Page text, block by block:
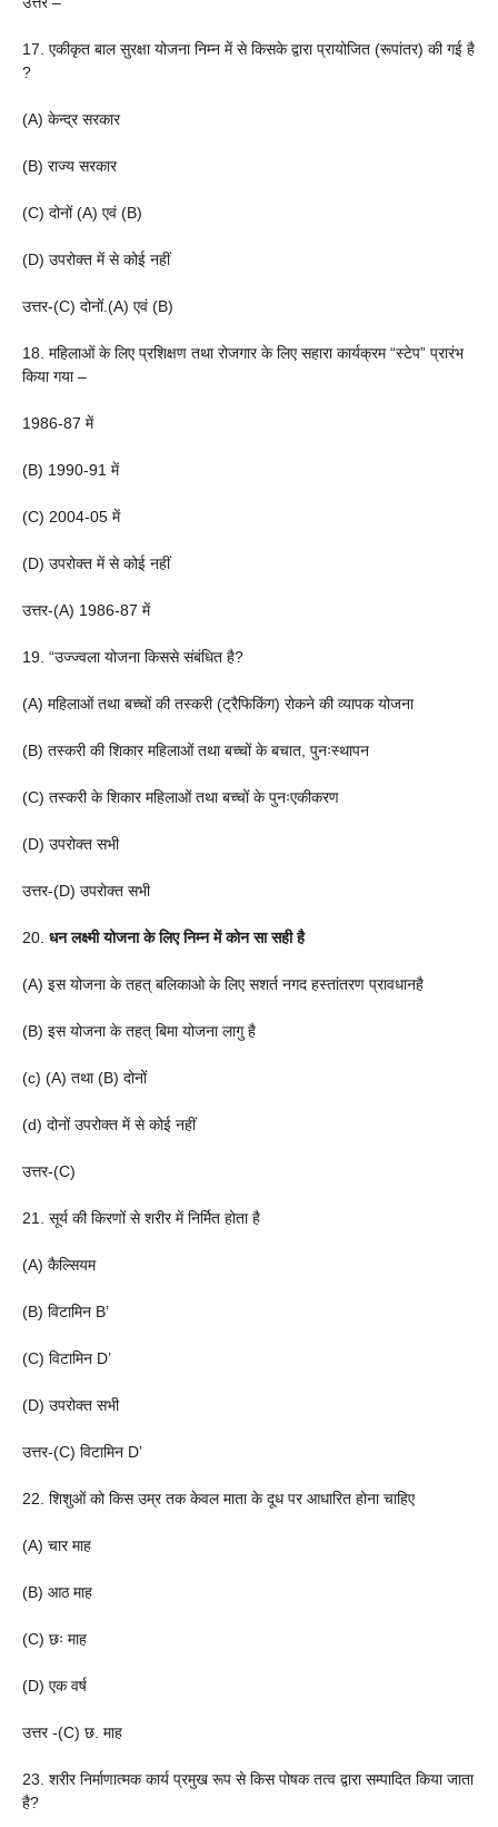
17. एकीकृत बाल सुरक्षा योजना निम्न में से किसके द्वारा प्रायोजित (रूपांतर) की गई है
?
(A) केन्द्र सरकार
(B) राज्य सरकार
(C) दोनों (A) एवं (B)
(D) उपरोक्त में से कोई नहीं
उत्तर-(C) दोनों.(A) एवं (B)
18. महिलाओं के लिए प्रशिक्षण तथा रोजगार के लिए सहारा कार्यक्रम “स्टेप” प्रारंभ
किया गया –
1986-87 में
(B) 1990-91 में
(C) 2004-05 में
(D) उपरोक्त में से कोई नहीं
उत्तर-(A) 1986-87 में
19. “उज्ज्वला योजना किससे संबंधित है?
(A) महिलाओं तथा बच्चों की तस्करी (ट्रैफिकिंग) रोकने की व्यापक योजना
(B) तस्करी की शिकार महिलाओं तथा बच्चों के बचात, पुनःस्थापन
(C) तस्करी के शिकार महिलाओं तथा बच्चों के पुनःएकीकरण
(D) उपरोक्त सभी
उत्तर-(D) उपरोक्त सभी
20. धन लक्ष्मी योजना के लिए निम्न में कोन सा सही है
(A) इस योजना के तहत् बलिकाओ के लिए सशर्त नगद हस्तांतरण प्रावधानहै
(B) इस योजना के तहत् बिमा योजना लागु है
(c) (A) तथा (B) दोनों
(d) दोनों उपरोक्त में से कोई नहीं
उत्तर-(C)
21. सूर्य की किरणों से शरीर में निर्मित होता है
(A) कैल्सियम
(B) विटामिन B’
(C) विटामिन D’
(D) उपरोक्त सभी
उत्तर-(C) विटामिन D’
22. शिशुओं को किस उम्र तक केवल माता के दूध पर आधारित होना चाहिए
(A) चार माह
(B) आठ माह
(C) छः माह
(D) एक वर्ष
उत्तर -(C) छ. माह
23. शरीर निर्माणात्मक कार्य प्रमुख रूप से किस पोषक तत्व द्वारा सम्पादित किया जाता
है?